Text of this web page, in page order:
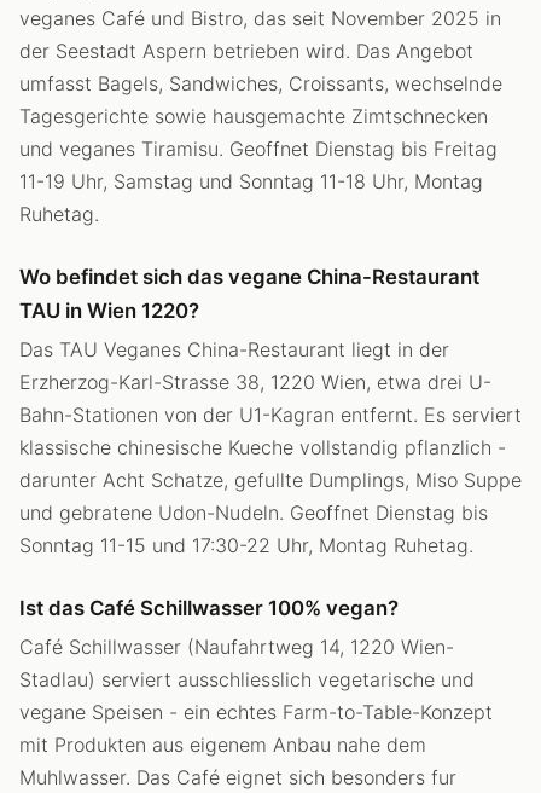
veganes Café und Bistro, das seit November 2025 in
der Seestadt Aspern betrieben wird. Das Angebot
umfasst Bagels, Sandwiches, Croissants, wechselnde
Tagesgerichte sowie hausgemachte Zimtschnecken
und veganes Tiramisu. Geoffnet Dienstag bis Freitag
11-19 Uhr, Samstag und Sonntag 11-18 Uhr, Montag
Ruhetag.
Wo befindet sich das vegane China-Restaurant
TAU in Wien 1220?
Das TAU Veganes China-Restaurant liegt in der
Erzherzog-Karl-Strasse 38, 1220 Wien, etwa drei U-
Bahn-Stationen von der U1-Kagran entfernt. Es serviert
klassische chinesische Kueche vollstandig pflanzlich -
darunter Acht Schatze, gefullte Dumplings, Miso Suppe
und gebratene Udon-Nudeln. Geoffnet Dienstag bis
Sonntag 11-15 und 17:30-22 Uhr, Montag Ruhetag.
Ist das Café Schillwasser 100% vegan?
Café Schillwasser (Naufahrtweg 14, 1220 Wien-
Stadlau) serviert ausschliesslich vegetarische und
vegane Speisen - ein echtes Farm-to-Table-Konzept
mit Produkten aus eigenem Anbau nahe dem
Muhlwasser. Das Café eignet sich besonders fur